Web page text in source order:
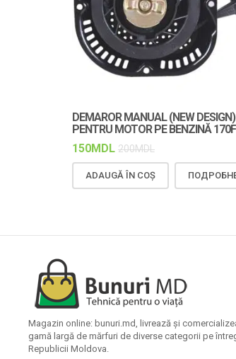
DEMAROR MANUAL (NEW DESIGN)
PENTRU MOTOR PE BENZINĂ 170F
150MDL 200MDL
ADAUGĂ ÎN COȘ
Magazin online: bunuri.md, livrează și
gamă largă de mărfuri de diverse categorii pe
Republicii Moldova.